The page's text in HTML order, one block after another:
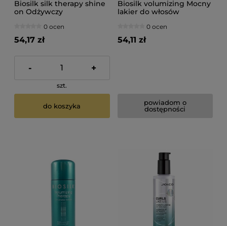
Biosilk silk therapy shine
on Odżywczy
0 ocen
54,17 zł
- +
szt.
do koszyka
Biosilk volumizing Mocny
lakier do włosów
0 ocen
54,11 zł
powiadom o
dostępności